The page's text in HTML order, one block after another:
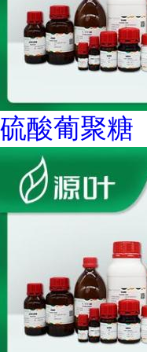
硫酸葡聚糖